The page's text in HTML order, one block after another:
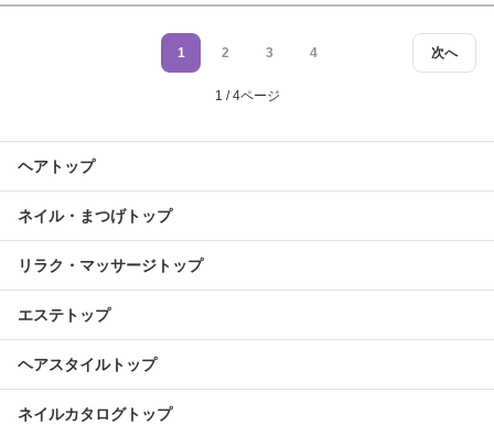
次へ
1 2 3 4
1 / 4ページ
ヘアトップ
ネイル・まつげトップ
リラク・マッサージトップ
エステトップ
ヘアスタイルトップ
ネイルカタログトップ